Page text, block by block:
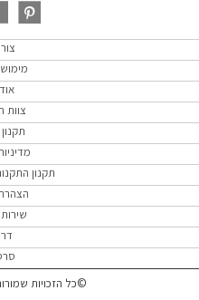
Newsletter:
צוות
תקנון
©כל הזכויות